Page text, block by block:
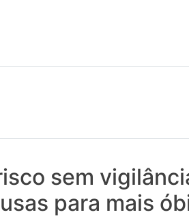
Tudo o que se passa na
sem
para mais